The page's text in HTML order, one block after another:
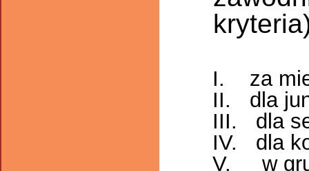
I. za
II. dla
III. dla
IV. dla
V. w